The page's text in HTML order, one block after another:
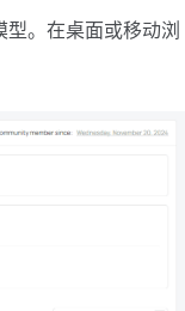
。在桌面或移动浏